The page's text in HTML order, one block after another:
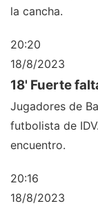
la cancha.
20:20
18/8/2023
18' Fuerte
Jugadores de
futbolista de
encuentro.
20:16
18/8/2023